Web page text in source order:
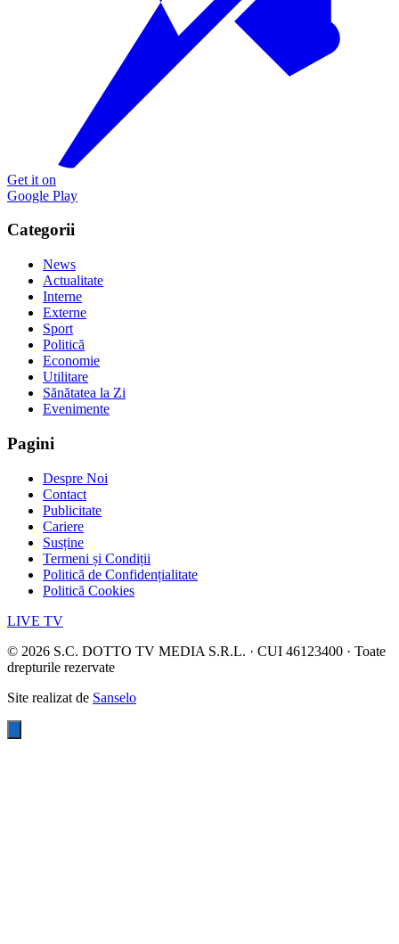
Get it on
Google Play
Categorii
News
Actualitate
Interne
Externe
Sport
Politică
Economie
Utilitare
Sănătatea la Zi
Evenimente
Pagini
Despre Noi
Contact
Publicitate
Cariere
Susține
Termeni și Condiții
Politică de Confidențialitate
Politică Cookies
LIVE TV
© 2026 S.C. DOTTO TV MEDIA S.R.L. · CUI 46123400 · Toate
drepturile rezervate
Site realizat de Sanselo